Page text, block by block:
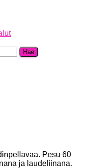
Pesu 60
ja laudeliinana.